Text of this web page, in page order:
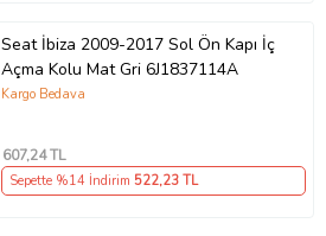
Seat İbiza 2009-2017 Sol Ön Kapı İç
Açma Kolu Mat Gri 6J1837114A
Kargo Bedava
607,24 TL
Sepette %14 İndirim 522,23 TL